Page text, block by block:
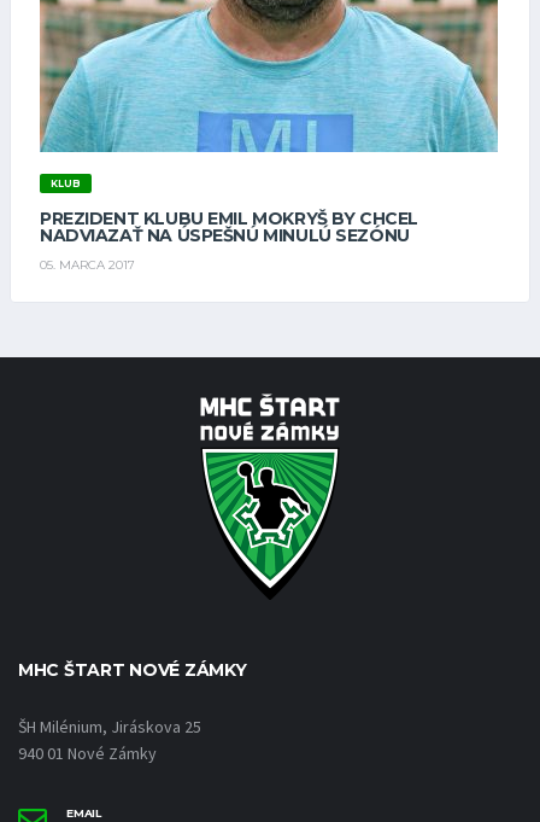
KLUB
PREZIDENT KLUBU EMIL MOKRYŠ BY CHCEL
NADVIAZAŤ NA ÚSPEŠNÚ MINULÚ SEZÓNU
05. MARCA 2017
MHC ŠTART NOVÉ ZÁMKY
ŠH Milénium, Jiráskova 25
940 01 Nové Zámky
EMAIL